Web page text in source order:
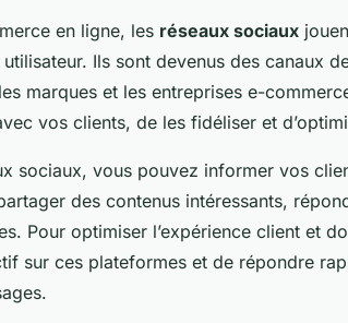
en ligne, les réseaux sociaux
utilisateur. Ils sont devenus des canaux
marques et les entreprises e-
vos clients, de les fidéliser et
sociaux, vous pouvez informer vos
des contenus intéressants,
Pour optimiser l’expérience client et
sur ces plateformes et de répondre